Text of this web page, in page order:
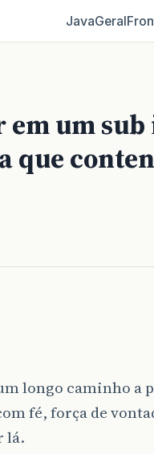
JavaGeral
em um
que
longo caminho a
fé, força de
lá.